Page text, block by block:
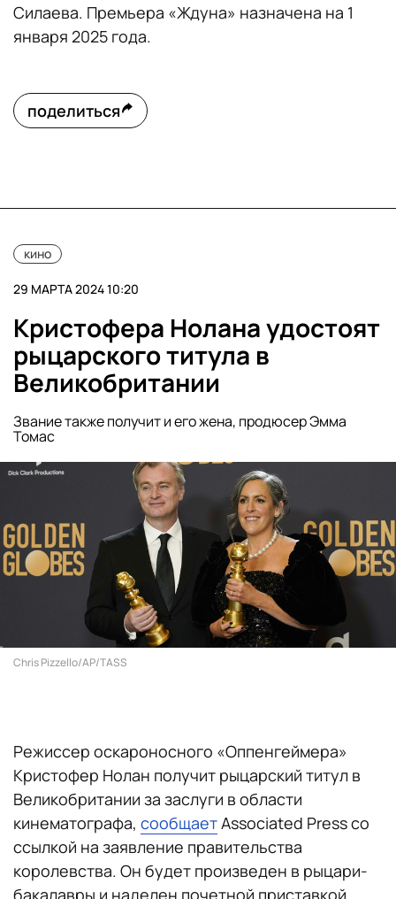
Силаева. Премьера «Ждуна» назначена на 1
января 2025 года.
поделиться
кино
29 МАРТА 2024 10:20
Кристофера Нолана удостоят
рыцарского титула в
Великобритании
Звание также получит и его жена, продюсер Эмма
Томас
Chris Pizzello/AP/TASS
Режиссер оскароносного «Оппенгеймера»
Кристофер Нолан получит рыцарский титул в
Великобритании за заслуги в области
кинематографа, сообщаетAssociated Press со
ссылкой на заявление правительства
королевства. Он будет произведен в рыцари-
бакалавры и наделен почетной приставкой